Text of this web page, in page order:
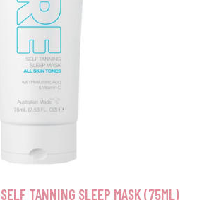
TANNING SLEEP MASK (75ML)